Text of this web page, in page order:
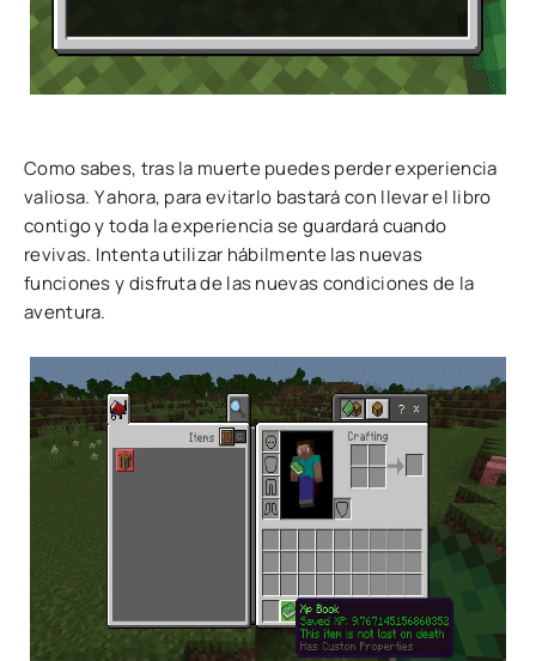
Como sabes, tras la muerte puedes perder experiencia
valiosa. Y ahora, para evitarlo bastará con llevar el libro
contigo y toda la experiencia se guardará cuando
revivas. Intenta utilizar hábilmente las nuevas
funciones y disfruta de las nuevas condiciones de la
aventura.